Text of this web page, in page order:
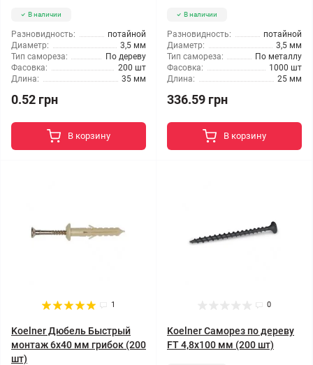
В наличии
Разновидность:
потайной
Диаметр:
3,5 мм
Тип самореза:
По дереву
Фасовка:
200 шт
Длина:
35 мм
0.52 грн
В корзину
В наличии
Разновидность:
потайной
Диаметр:
3,5 мм
Тип самореза:
По металлу
Фасовка:
1000 шт
Длина:
25 мм
336.59 грн
В корзину
1
Koelner Дюбель Быстрый
монтаж 6x40 мм грибок (200
шт)
0
Koelner Саморез по дереву
FT 4,8x100 мм (200 шт)